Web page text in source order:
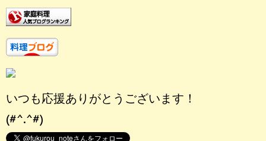
いつも応援ありがとうございます！
(#^.^#)